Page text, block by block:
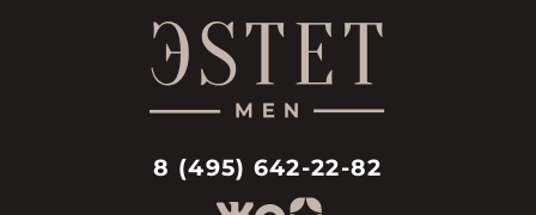
8 (495) 642-22-82